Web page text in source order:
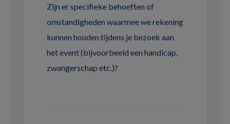
Zijn er specifieke behoeften of
omstandigheden waarmee we rekening
kunnen houden tijdens je bezoek aan
het event (bijvoorbeeld een handicap,
zwangerschap etc.)?